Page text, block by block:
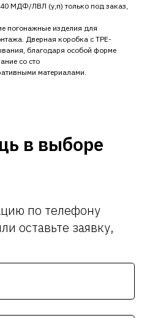
МДФ/ЛВЛ (у,п) только под заказ,
погонажные изделия для
Дверная коробка с TPE-
благодаря особой форме
со сто
материалами.
в выборе
по телефону
оставьте заявку,